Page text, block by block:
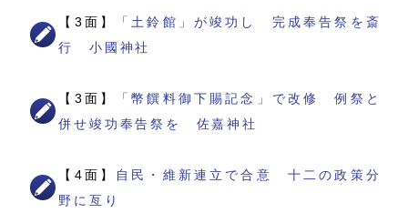
【3面】
「土鈴館」が竣功し 完成奉告祭を斎
行 小國神社
【3面】
「幣饌料御下賜記念」で改修 例祭と
併せ竣功奉告祭を 佐嘉神社
【4面】
自民・維新連立で合意 十二の政策分
野に亙り